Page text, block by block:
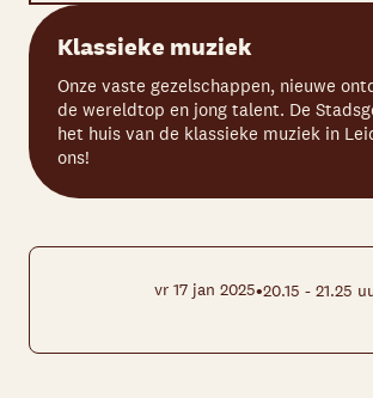
Klassieke muziek
Onze vaste gezelschappen, nieuwe
de wereldtop en jong talent. De
het huis van de klassieke muziek in
ons!
vr 17 jan 2025•20.15 - 21.25